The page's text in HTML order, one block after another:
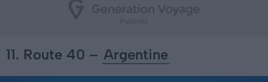
11. Route 40 – Argentine